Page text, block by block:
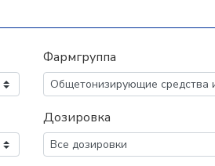
Фармгруппа
Дозировка